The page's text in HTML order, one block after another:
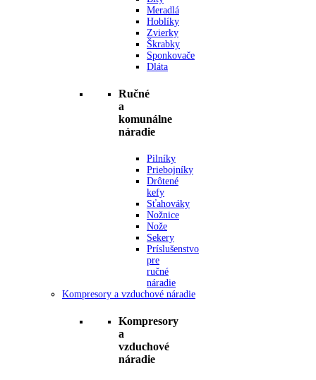
Meradlá
Hoblíky
Zvierky
Škrabky
Sponkovače
Dláta
Ručné
a
komunálne
náradie
Pilníky
Priebojníky
Drôtené
kefy
Sťahováky
Nožnice
Nože
Sekery
Príslušenstvo
pre
ručné
náradie
Kompresory a vzduchové náradie
Kompresory
a
vzduchové
náradie